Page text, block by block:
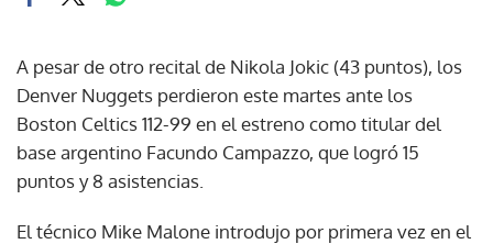
A pesar de otro recital de Nikola Jokic (43 puntos), los
Denver Nuggets perdieron este martes ante los
Boston Celtics 112-99 en el estreno como titular del
base argentino Facundo Campazzo, que logró 15
puntos y 8 asistencias.
El técnico Mike Malone introdujo por primera vez en el